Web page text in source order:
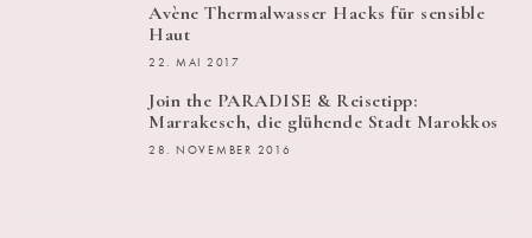
Avène Thermalwasser Hacks für sensible
Haut
22. MAI 2017
Join the PARADISE & Reisetipp:
Marrakesch, die glühende Stadt Marokkos
28. NOVEMBER 2016